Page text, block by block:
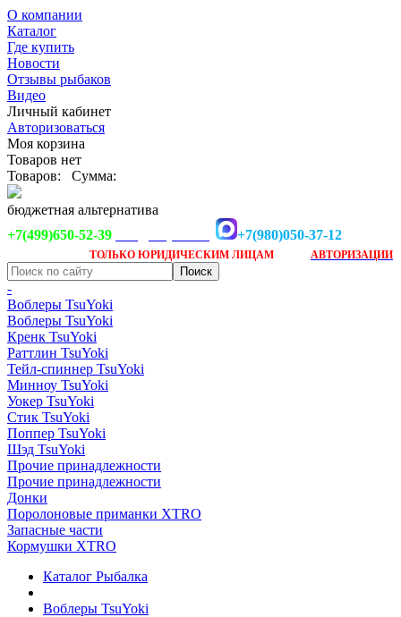
О компании
Каталог
Где купить
Новости
Отзывы рыбаков
Видео
Личный кабинет
Авторизоваться
Моя корзина
Товаров нет
Товаров:
Сумма:
бюджетная альтернатива
+7(499)650-52-39
+7(980)050-37-12
ТОЛЬКО ЮРИДИЧЕСКИМ ЛИЦАМ АВТОРИЗАЦИИ
-
Воблеры TsuYoki
Воблеры TsuYoki
Кренк TsuYoki
Раттлин TsuYoki
Тейл-спиннер TsuYoki
Минноу TsuYoki
Уокер TsuYoki
Стик TsuYoki
Поппер TsuYoki
Шэд TsuYoki
Прочие принадлежности
Прочие принадлежности
Донки
Поролоновые приманки XTRO
Запасные части
Кормушки XTRO
Каталог Рыбалка
Воблеры TsuYoki